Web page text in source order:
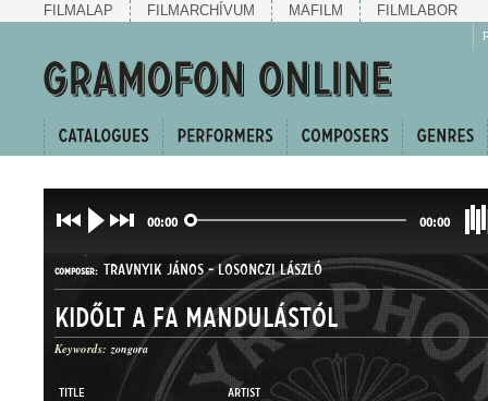
FILMALAP FILMARCHÍVUM MAFILM FILMLABOR
00:00 00:00
COMPOSER: TRAVNYIK JÁNOS-LOSONCZI LÁSZLÓ
Kidőlt a fa mandulástól
Keywords: zongora
TITLE ARTIST